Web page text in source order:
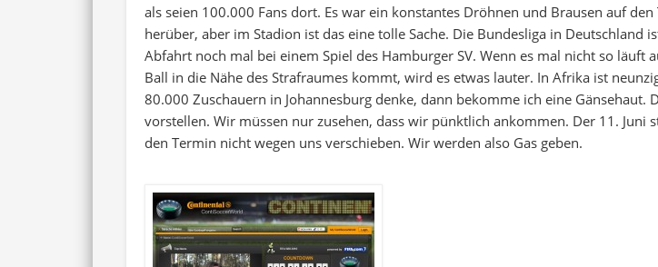
als seien 100.000 Fans dort. Es war ein konstantes Dröhnen und Brausen auf
herüber, aber im Stadion ist das eine tolle Sache. Die Bundesliga in
Abfahrt noch mal bei einem Spiel des Hamburger SV. Wenn es mal nicht so
Ball in die Nähe des Strafraumes kommt, wird es etwas lauter. In Afrika ist
80.000 Zuschauern in Johannesburg denke, dann bekomme ich eine Gänsehaut.
vorstellen. Wir müssen nur zusehen, dass wir pünktlich ankommen. Der 11. Juni
den Termin nicht wegen uns verschieben. Wir werden also Gas geben.